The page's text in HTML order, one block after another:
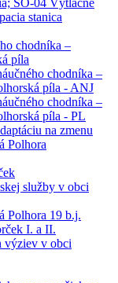
SO-04 Výtlačné
stanica
chodníka –
píla
chodníka –
píla - ANJ
chodníka –
píla - PL
na zmenu
Polhora
služby v obci
Polhora 19 b.j.
I. a II.
výziev v obci